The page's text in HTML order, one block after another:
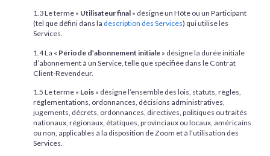
1.3 Le terme « Utilisateur final » désigne un Hôte ou un Participant
(tel que défini dans la description des Services) qui utilise les
Services.
1.4 La « Période d’abonnement initiale » désigne la durée initiale
d’abonnement à un Service, telle que spécifiée dans le Contrat
Client-Revendeur.
1.5 Le terme « Lois » désigne l’ensemble des lois, statuts, règles,
réglementations, ordonnances, décisions administratives,
jugements, décrets, ordonnances, directives, politiques ou traités
nationaux, régionaux, étatiques, provinciaux ou locaux, américains
ou non, applicables à la disposition de Zoom et à l’utilisation des
Services.